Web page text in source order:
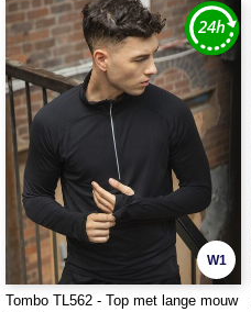
W1
Tombo TL562 - Top met lange mouw